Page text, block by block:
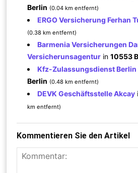
Berlin (0.04 km entfernt)
ERGO Versicherung Ferhan
(0.38 km entfernt)
Barmenia Versicherungen
Versicherunsagentur in10553
Kfz-Zulassungsdienst Berlin
Berlin (0.48 km entfernt)
DEVK Geschäftsstelle Akcay
km entfernt)
Kommentieren Sie den Artikel